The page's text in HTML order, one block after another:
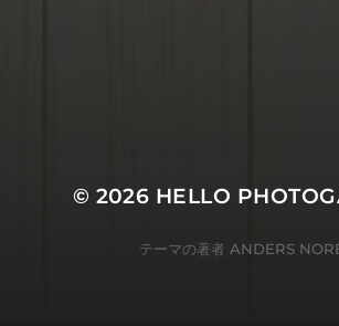
© 2026 HELLO
テーマの著者 ANDERS